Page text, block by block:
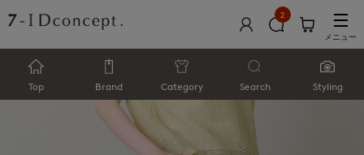
2
メニュー
Top Brand Category Search Styling